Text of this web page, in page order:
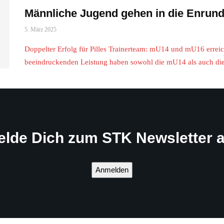
Männliche Jugend gehen in die
5. März 2025
Doppelter Erfolg für Pilles Trainerteam: mU14 und mU16
beeindruckenden Leistung haben sowohl die mU14 als auch
Dich zum STK Newsletter
Anmelden